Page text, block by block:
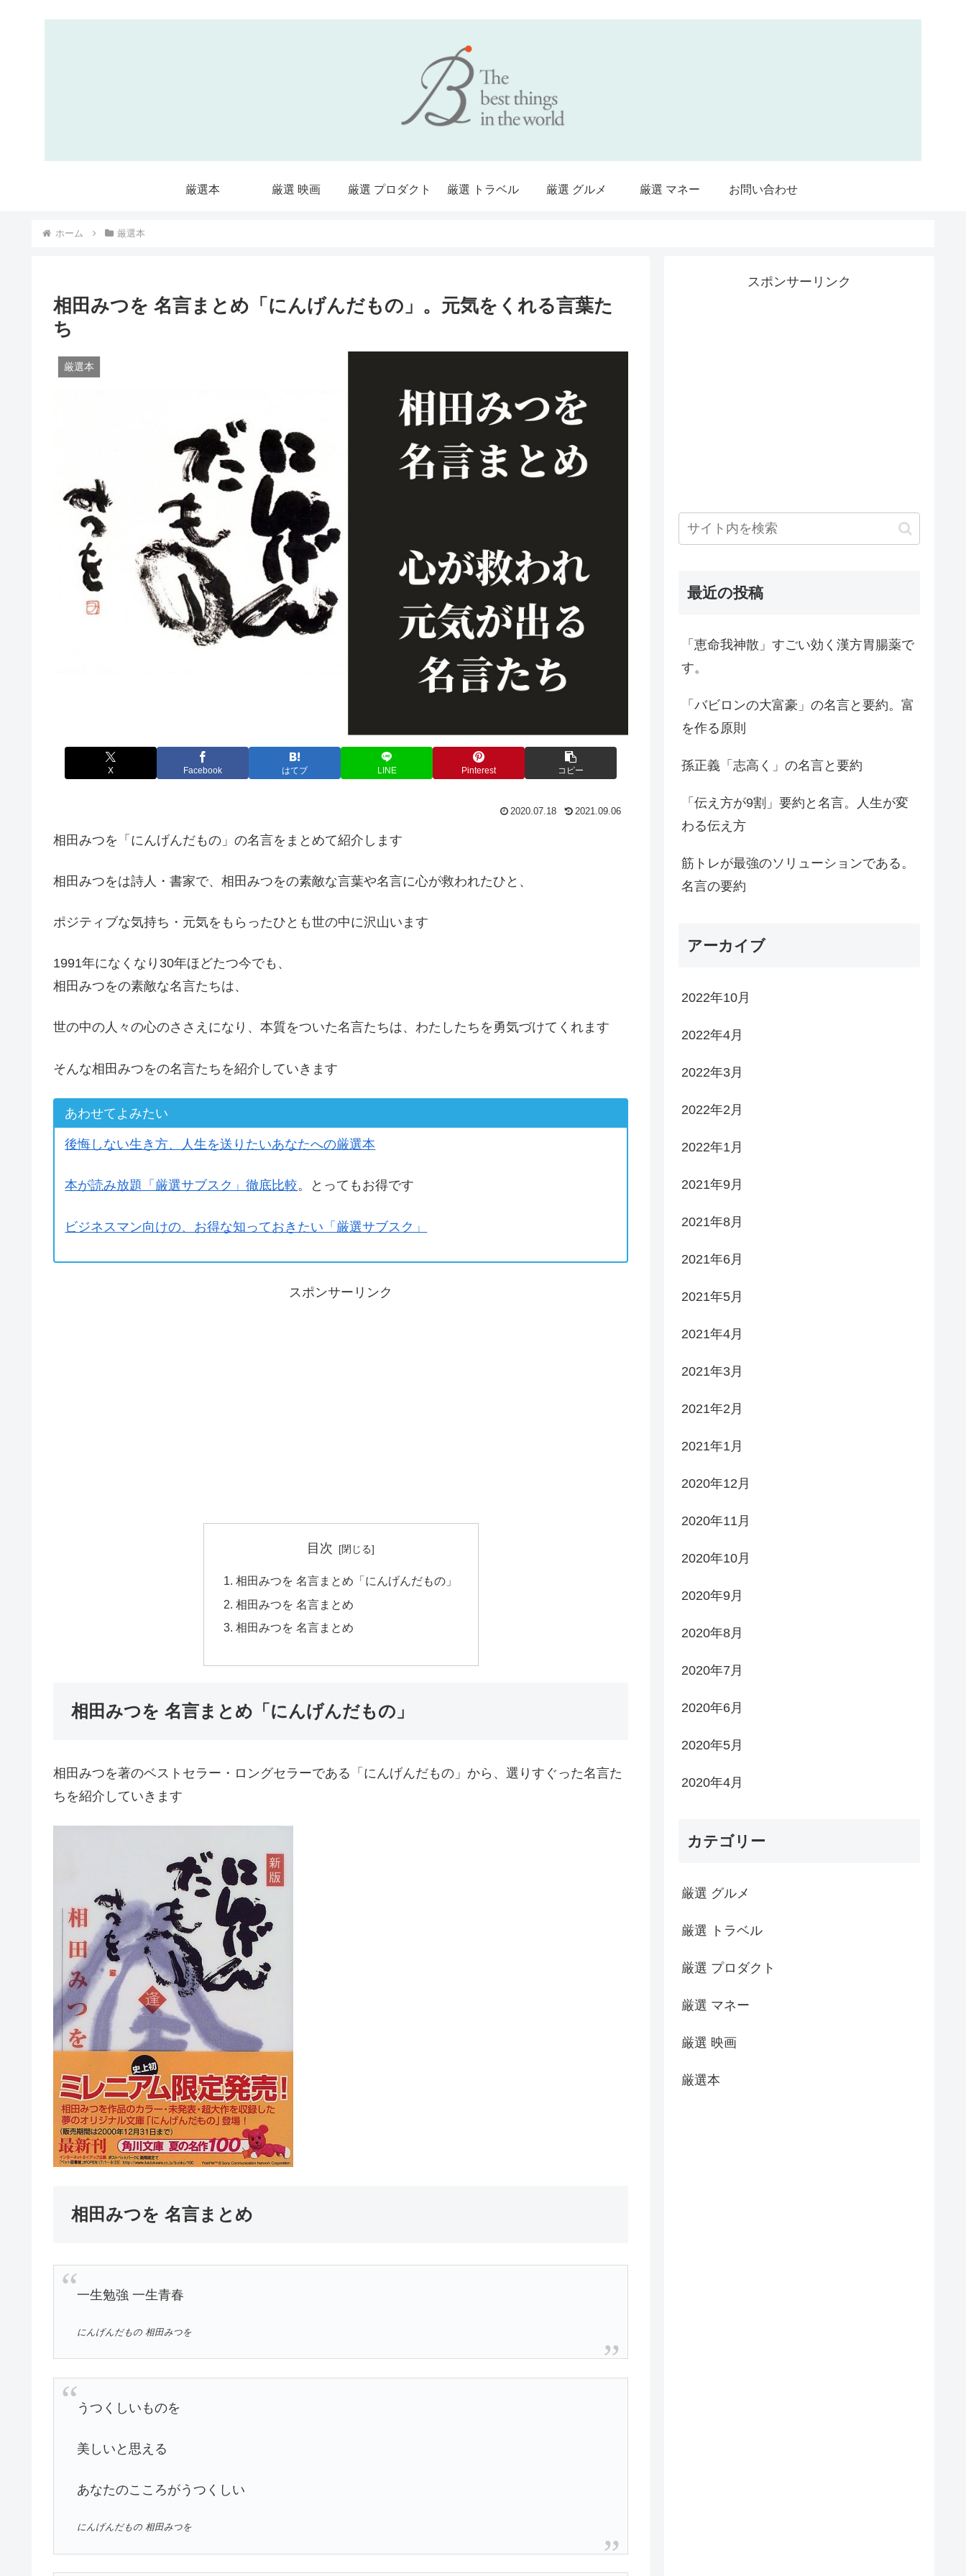
厳選本 厳選 映画 厳選 プロダクト 厳選 トラベル 厳選 グルメ 厳選 マネー お問い合わせ
ホーム 厳選本
相田みつを 名言まとめ「にんげんだもの」。元気をくれる言葉た
ち
厳選本
X Facebook はてブ LINE Pinterest コピー
2020.07.18 2021.09.06
相田みつを「にんげんだもの」の名言をまとめて紹介します
相田みつをは詩人・書家で、相田みつをの素敵な言葉や名言に心が救われたひと、
ポジティブな気持ち・元気をもらったひとも世の中に沢山います
1991年になくなり30年ほどたつ今でも、
相田みつをの素敵な名言たちは、
世の中の人々の心のささえになり、本質をついた名言たちは、わたしたちを勇気づけてくれます
そんな相田みつをの名言たちを紹介していきます
あわせてよみたい
後悔しない生き方、人生を送りたいあなたへの厳選本
本が読み放題「厳選サブスク」徹底比較。とってもお得です
ビジネスマン向けの、お得な知っておきたい「厳選サブスク」
スポンサーリンク
目次
相田みつを 名言まとめ「にんげんだもの」
相田みつを 名言まとめ
相田みつを 名言まとめ
相田みつを 名言まとめ「にんげんだもの」
相田みつを著のベストセラー・ロングセラーである「にんげんだもの」から、選りすぐった名言た
ちを紹介していきます
相田みつを 名言まとめ
一生勉強 一生青春
にんげんだもの 相田みつを
うつくしいものを
美しいと思える
あなたのこころがうつくしい
にんげんだもの 相田みつを
スポンサーリンク
最近の投稿
「恵命我神散」すごい効く漢方胃腸薬で
す。
「バビロンの大富豪」の名言と要約。富
を作る原則
孫正義「志高く」の名言と要約
「伝え方が9割」要約と名言。人生が変
わる伝え方
筋トレが最強のソリューションである。
名言の要約
アーカイブ
2022年10月
2022年4月
2022年3月
2022年2月
2022年1月
2021年9月
2021年8月
2021年6月
2021年5月
2021年4月
2021年3月
2021年2月
2021年1月
2020年12月
2020年11月
2020年10月
2020年9月
2020年8月
2020年7月
2020年6月
2020年5月
2020年4月
カテゴリー
厳選 グルメ
厳選 トラベル
厳選 プロダクト
厳選 マネー
厳選 映画
厳選本